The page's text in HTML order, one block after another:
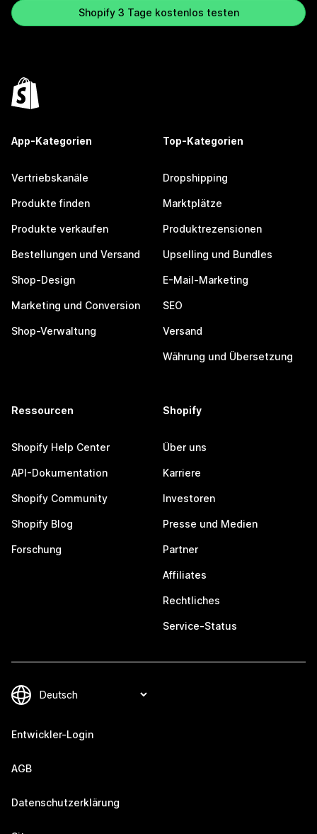
Shopify 3 Tage kostenlos testen
App-Kategorien
Vertriebskanäle
Produkte finden
Produkte verkaufen
Bestellungen und Versand
Shop-Design
Marketing und Conversion
Shop-Verwaltung
Top-Kategorien
Dropshipping
Marktplätze
Produktrezensionen
Upselling und Bundles
E-Mail-Marketing
SEO
Versand
Währung und Übersetzung
Ressourcen
Shopify Help Center
API-Dokumentation
Shopify Community
Shopify Blog
Forschung
Shopify
Über uns
Karriere
Investoren
Presse und Medien
Partner
Affiliates
Rechtliches
Service-Status
Entwickler-Login
AGB
Datenschutzerklärung